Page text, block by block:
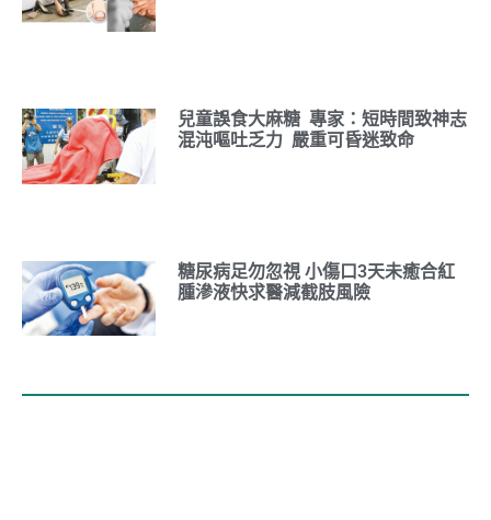
兒童誤食大麻糖 專家：短時間致神志
混沌嘔吐乏力 嚴重可昏迷致命
糖尿病足勿忽視 小傷口3天未癒合紅
腫滲液快求醫減截肢風險